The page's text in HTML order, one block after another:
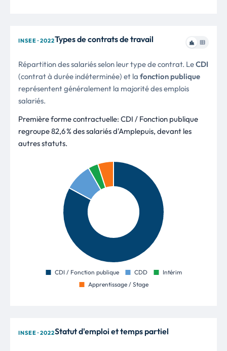
INSEE · 2022Types de contrats de travail
Répartition des salariés selon leur type de contrat. LeCDI
(contrat à durée indéterminée) et la fonction publique
représentent généralement la majorité des emplois
salariés.
Première forme contractuelle: CDI / Fonction publique
regroupe 82,6 % des salariés d'Amplepuis, devant les
autres statuts.
INSEE · 2022Statut d'emploi et temps partiel